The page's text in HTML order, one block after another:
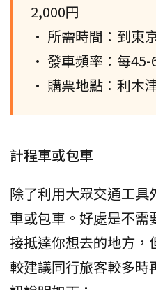
2,000円
• 所需時間：到東
• 發車頻率：每45-
• 購票地點：利木
計程車或包車
除了利用大眾交通工具
車或包車。好處是不需
接抵達你想去的地方，
較建議同行旅客較多時